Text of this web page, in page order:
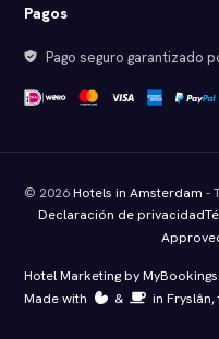
Pagos
Pago seguro garantizado
© 2026Hotels in Amsterdam -
Declaración de privacidad
Hotel Marketing by
Made with
️& in